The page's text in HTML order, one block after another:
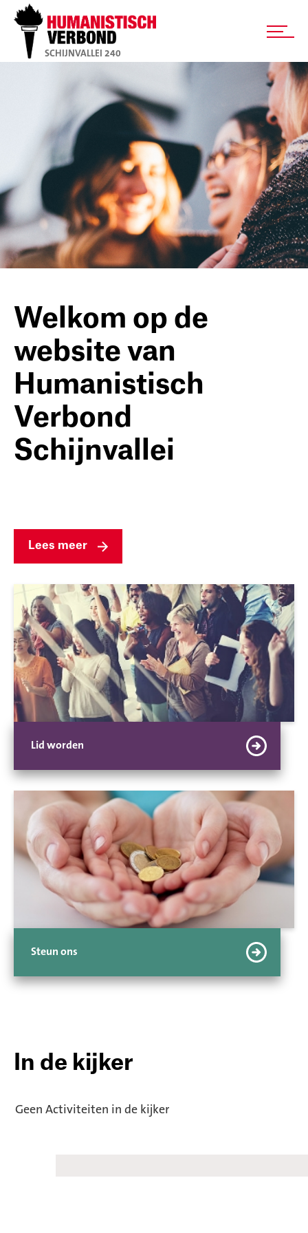
SCHIJNVALLEI 240
Welkom op de
website van
Humanistisch
Verbond
Schijnvallei
Lees meer
Lid worden
Steun ons
In de kijker
Geen Activiteiten in de kijker